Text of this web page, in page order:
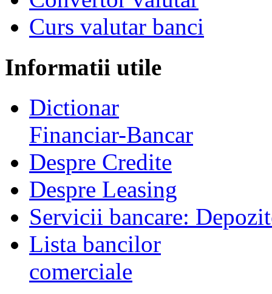
Curs valutar banci
Informatii utile
Dictionar
Financiar-Bancar
Despre Credite
Despre Leasing
Servicii bancare:
Lista bancilor
comerciale